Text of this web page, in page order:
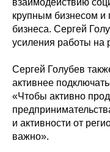
крупным бизнесом и
бизнеса. Сергей
усиления работы на
Сергей Голубев
активнее
«Чтобы активно
и активности от
важно».